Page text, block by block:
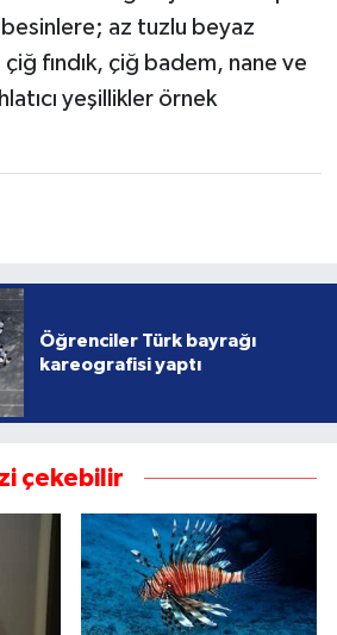
az tuzlu beyaz
fındık, çiğ badem, nane ve
yeşillikler örnek
Öğrenciler Türk bayrağı
kareografisi yaptı
çekebilir